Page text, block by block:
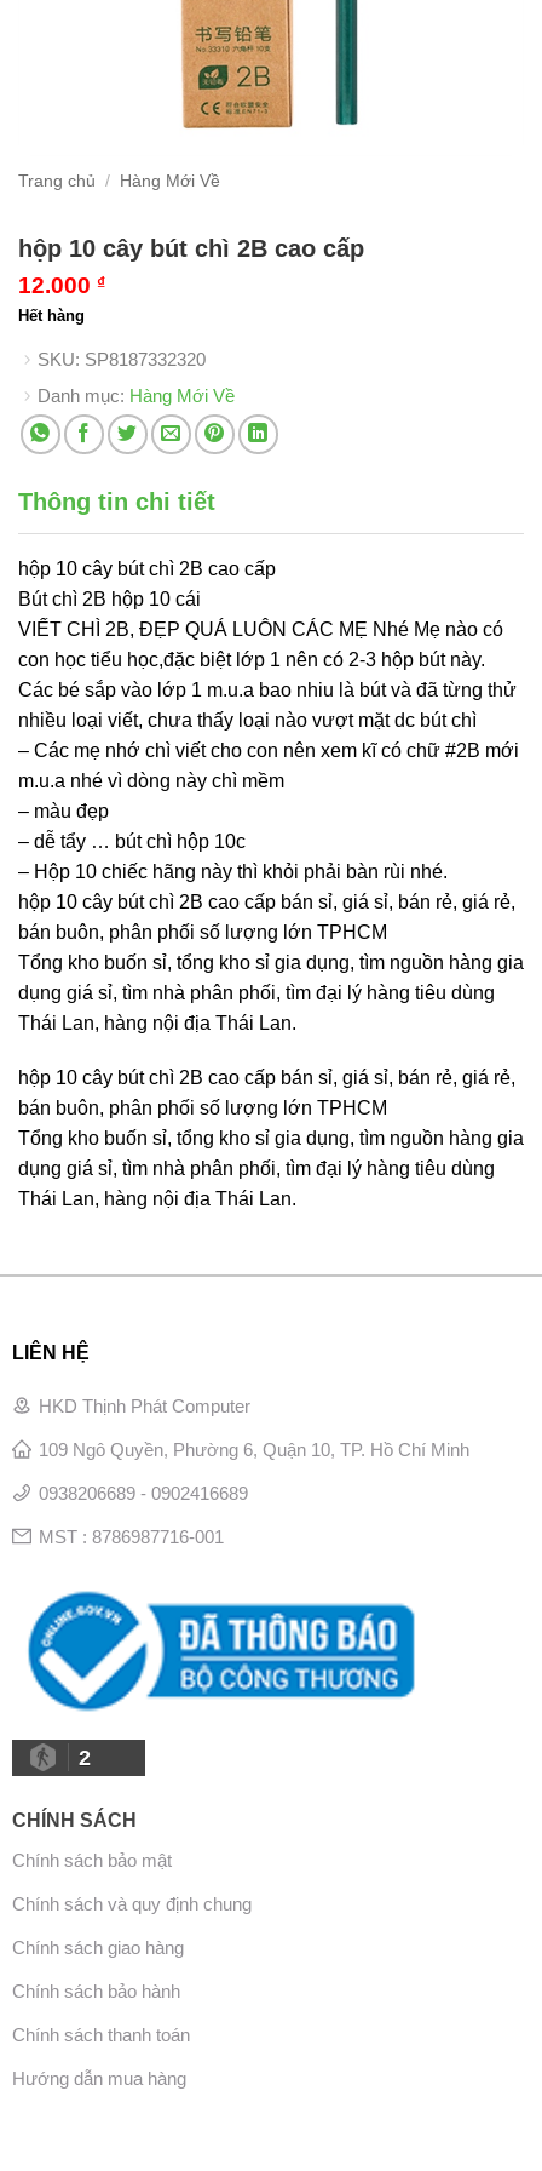
Trang chủ / Hàng Mới Về
hộp 10 cây bút chì 2B cao cấp
12.000 ₫
Hết hàng
SKU: SP8187332320
Danh mục: Hàng Mới Về
Thông tin chi tiết
hộp 10 cây bút chì 2B cao cấp
Bút chì 2B hộp 10 cái
VIẾT CHÌ 2B, ĐẸP QUÁ LUÔN CÁC MẸ Nhé Mẹ nào có
con học tiểu học,đặc biệt lớp 1 nên có 2-3 hộp bút này.
Các bé sắp vào lớp 1 m.u.a bao nhiu là bút và đã từng thử
nhiều loại viết, chưa thấy loại nào vượt mặt dc bút chì
– Các mẹ nhớ chì viết cho con nên xem kĩ có chữ #2B mới
m.u.a nhé vì dòng này chì mềm
– màu đẹp
– dễ tẩy … bút chì hộp 10c
– Hộp 10 chiếc hãng này thì khỏi phải bàn rùi nhé.
hộp 10 cây bút chì 2B cao cấp bán sỉ, giá sỉ, bán rẻ, giá rẻ,
bán buôn, phân phối số lượng lớn TPHCM
Tổng kho buốn sỉ, tổng kho sỉ gia dụng, tìm nguồn hàng gia
dụng giá sỉ, tìm nhà phân phối, tìm đại lý hàng tiêu dùng
Thái Lan, hàng nội địa Thái Lan.
hộp 10 cây bút chì 2B cao cấp bán sỉ, giá sỉ, bán rẻ, giá rẻ,
bán buôn, phân phối số lượng lớn TPHCM
Tổng kho buốn sỉ, tổng kho sỉ gia dụng, tìm nguồn hàng gia
dụng giá sỉ, tìm nhà phân phối, tìm đại lý hàng tiêu dùng
Thái Lan, hàng nội địa Thái Lan.
LIÊN HỆ
HKD Thịnh Phát Computer
109 Ngô Quyền, Phường 6, Quận 10, TP. Hồ Chí Minh
0938206689 - 0902416689
MST : 8786987716-001
2
CHÍNH SÁCH
Chính sách bảo mật
Chính sách và quy định chung
Chính sách giao hàng
Chính sách bảo hành
Chính sách thanh toán
Hướng dẫn mua hàng